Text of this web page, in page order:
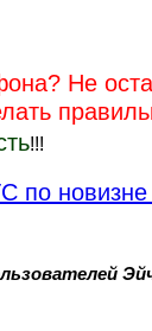
Не
!!!
по новизне